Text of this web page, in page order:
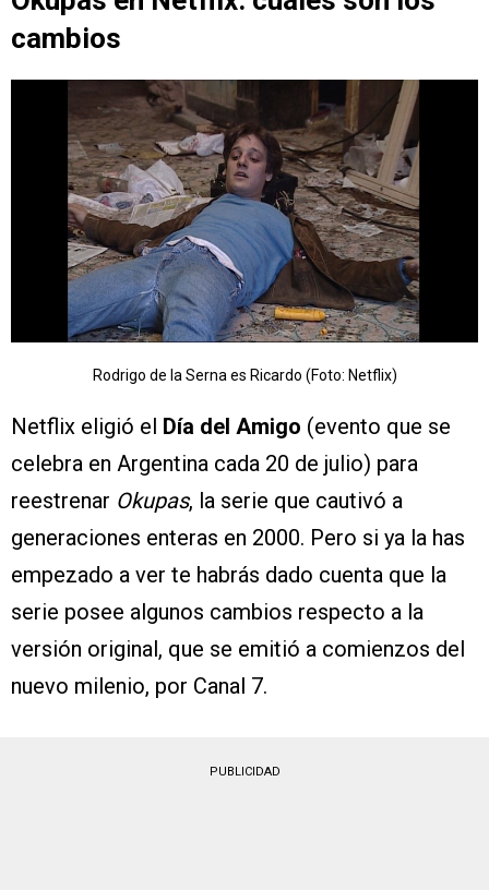
cambios
Rodrigo de la Serna es Ricardo (Foto: Netflix)
Netflix eligió el Día del Amigo (evento que se
celebra en Argentina cada 20 de julio) para
reestrenar Okupas, la serie que cautivó a
generaciones enteras en 2000. Pero si ya la has
empezado a ver te habrás dado cuenta que la
serie posee algunos cambios respecto a la
versión original, que se emitió a comienzos del
nuevo milenio, por Canal 7.
PUBLICIDAD